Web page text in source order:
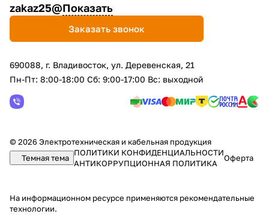
zakaz25@Показать
Заказать звонок
690088, г. Владивосток, yл. Деревенская, 21
Пн-Пт: 8:00-18:00 Сб: 9:00-17:00 Вс: выходной
© 2026 Электротехническая и кабельная продукция
Темная тема
ПОЛИТИКИ КОНФИДЕНЦИАЛЬНОСТИ
АНТИКОРРУПЦИОННАЯ ПОЛИТИКА
Оферта
На информационном ресурсе применяются рекомендательные
технологии.